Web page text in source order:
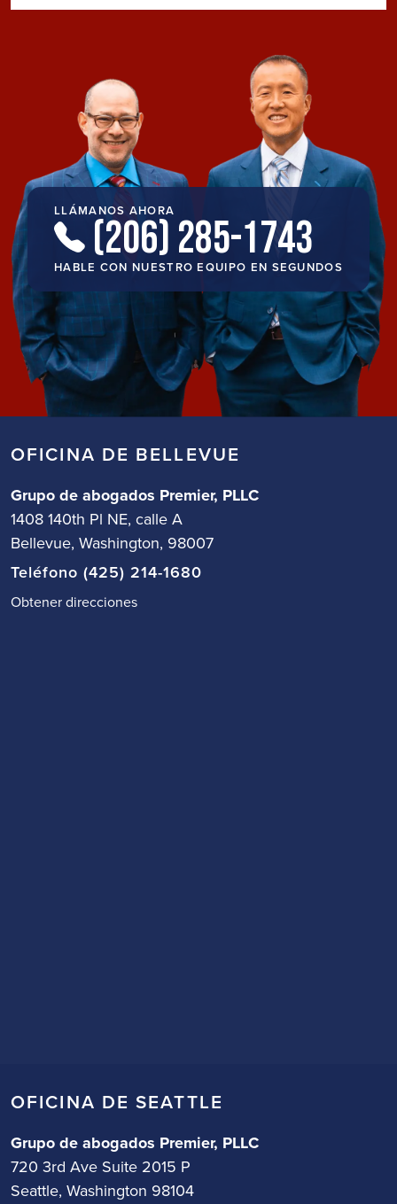
LLÁMANOS AHORA
(206) 285-1743
HABLE CON NUESTRO EQUIPO EN SEGUNDOS
OFICINA DE BELLEVUE
Grupo de abogados Premier, PLLC
1408 140th Pl NE, calle A
Bellevue, Washington, 98007
Teléfono (425) 214-1680
Obtener direcciones
OFICINA DE SEATTLE
Grupo de abogados Premier, PLLC
720 3rd Ave Suite 2015 P
Seattle, Washington 98104